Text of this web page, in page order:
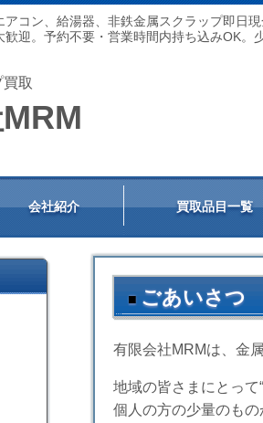
コン、給湯器、非鉄金属スクラップ即日現
迎。予約不要・営業時間内持ち込みOK。
取
会社紹介 買取品目一覧
■ ごあいさつ
有限会社MRMは、金
地域の皆さまにとって
個人の方の少量のも